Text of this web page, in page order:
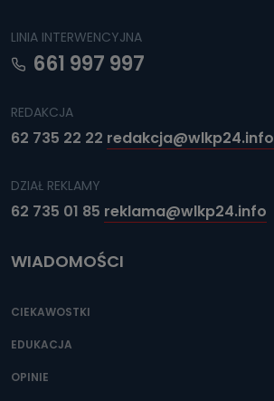
LINIA INTERWENCYJNA
661 997 997
REDAKCJA
62 735 22 22 redakcja@wlkp24.info
DZIAŁ REKLAMY
62 735 01 85 reklama@wlkp24.info
WIADOMOŚCI
CIEKAWOSTKI
EDUKACJA
OPINIE